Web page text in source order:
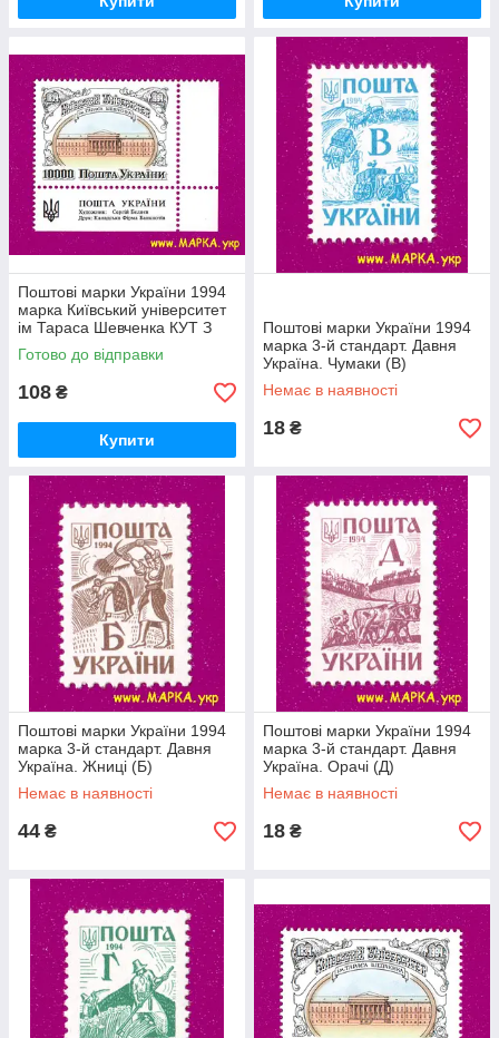
Поштові марки України 1994
марка Київський університет
ім Тараса Шевченка КУТ З
НАПИСОМ УКР
Готово до відправки
108 ₴
Купити
Поштові марки України 1994
марка 3-й стандарт. Давня
Україна. Чумаки (В)
Немає в наявності
18 ₴
Поштові марки України 1994
марка 3-й стандарт. Давня
Україна. Жниці (Б)
Немає в наявності
44 ₴
Поштові марки України 1994
марка 3-й стандарт. Давня
Україна. Орачі (Д)
Немає в наявності
18 ₴